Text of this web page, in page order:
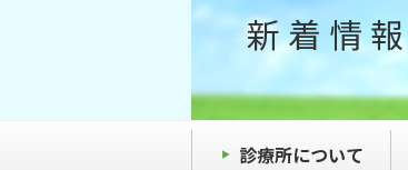
新着情報
診療所について